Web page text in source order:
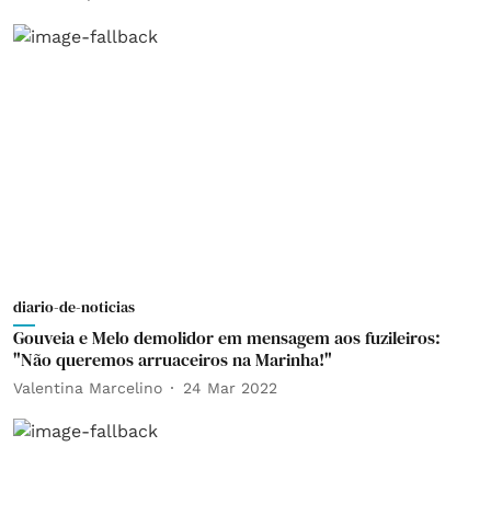
diario-de-noticias
Gouveia e Melo demolidor em mensagem aos fuzileiros:
"Não queremos arruaceiros na Marinha!"
Valentina Marcelino 24 Mar 2022